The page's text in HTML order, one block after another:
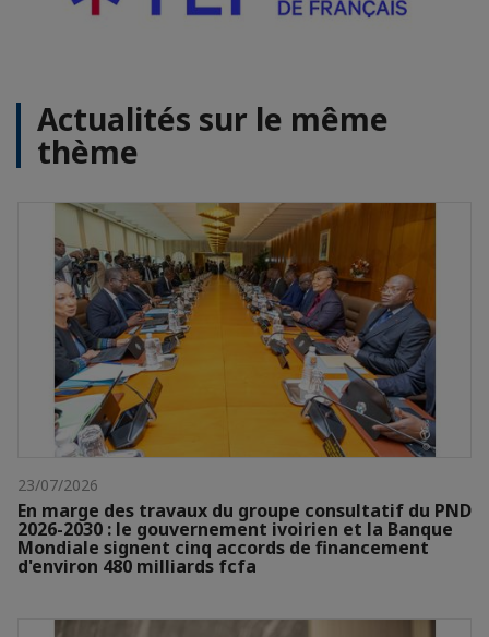
Actualités sur le même
thème
23/07/2026
En marge des travaux du groupe consultatif du PND
2026-2030 : le gouvernement ivoirien et la Banque
Mondiale signent cinq accords de financement
d'environ 480 milliards fcfa